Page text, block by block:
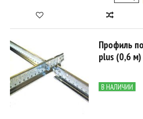
Профиль
plus (0,6 м)
В НАЛИЧИИ